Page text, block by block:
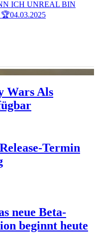
ICH UNREAL BIN
🏆04.03.2025
Wars Als
Release-Termin
neue Beta-
beginnt heute